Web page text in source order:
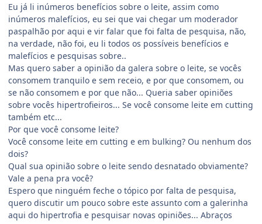
Eu já li inúmeros benefícios sobre o leite, assim como
inúmeros malefícios, eu sei que vai chegar um moderador
paspalhão por aqui e vir falar que foi falta de pesquisa, não,
na verdade, não foi, eu li todos os possíveis benefícios e
malefícios e pesquisas sobre..
Mas quero saber a opinião da galera sobre o leite, se vocês
consomem tranquilo e sem receio, e por que consomem, ou
se não consomem e por que não... Queria saber opiniões
sobre vocês hipertrofieiros... Se você consome leite em cutting
também etc...
Por que você consome leite?
Você consome leite em cutting e em bulking? Ou nenhum dos
dois?
Qual sua opinião sobre o leite sendo desnatado obviamente?
Vale a pena pra você?
Espero que ninguém feche o tópico por falta de pesquisa,
quero discutir um pouco sobre este assunto com a galerinha
aqui do hipertrofia e pesquisar novas opiniões... Abraços